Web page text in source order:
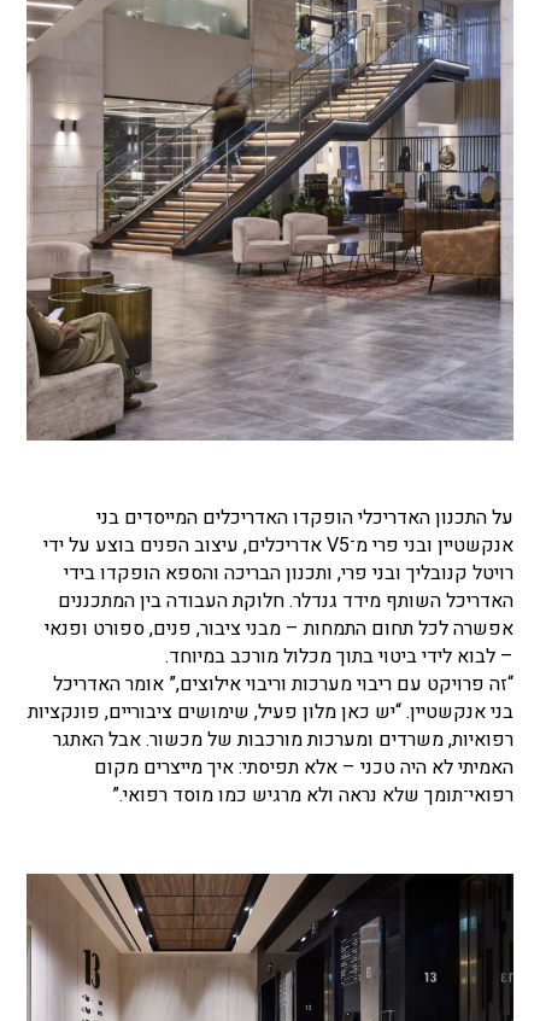
על התכנון האדריכלי הופקדו האדריכלים המייסדים בני
אנקשטיין ובני פרי מ־V5 אדריכלים, עיצוב הפנים בוצע על ידי
רויטל קנובליך ובני פרי, ותכנון הבריכה והספא הופקדו בידי
האדריכל השותף מידד גנדלר. חלוקת העבודה בין המתכננים
אפשרה לכל תחום התמחות – מבני ציבור, פנים, ספורט ופנאי
– לבוא לידי ביטוי בתוך מכלול מורכב במיוחד.
“זה פרויקט עם ריבוי מערכות וריבוי אילוצים,” אומר האדריכל
בני אנקשטיין. “יש כאן מלון פעיל, שימושים ציבוריים, פונקציות
רפואיות, משרדים ומערכות מורכבות של מכשור. אבל האתגר
האמיתי לא היה טכני – אלא תפיסתי: איך מייצרים מקום
רפואי־תומך שלא נראה ולא מרגיש כמו מוסד רפואי.”